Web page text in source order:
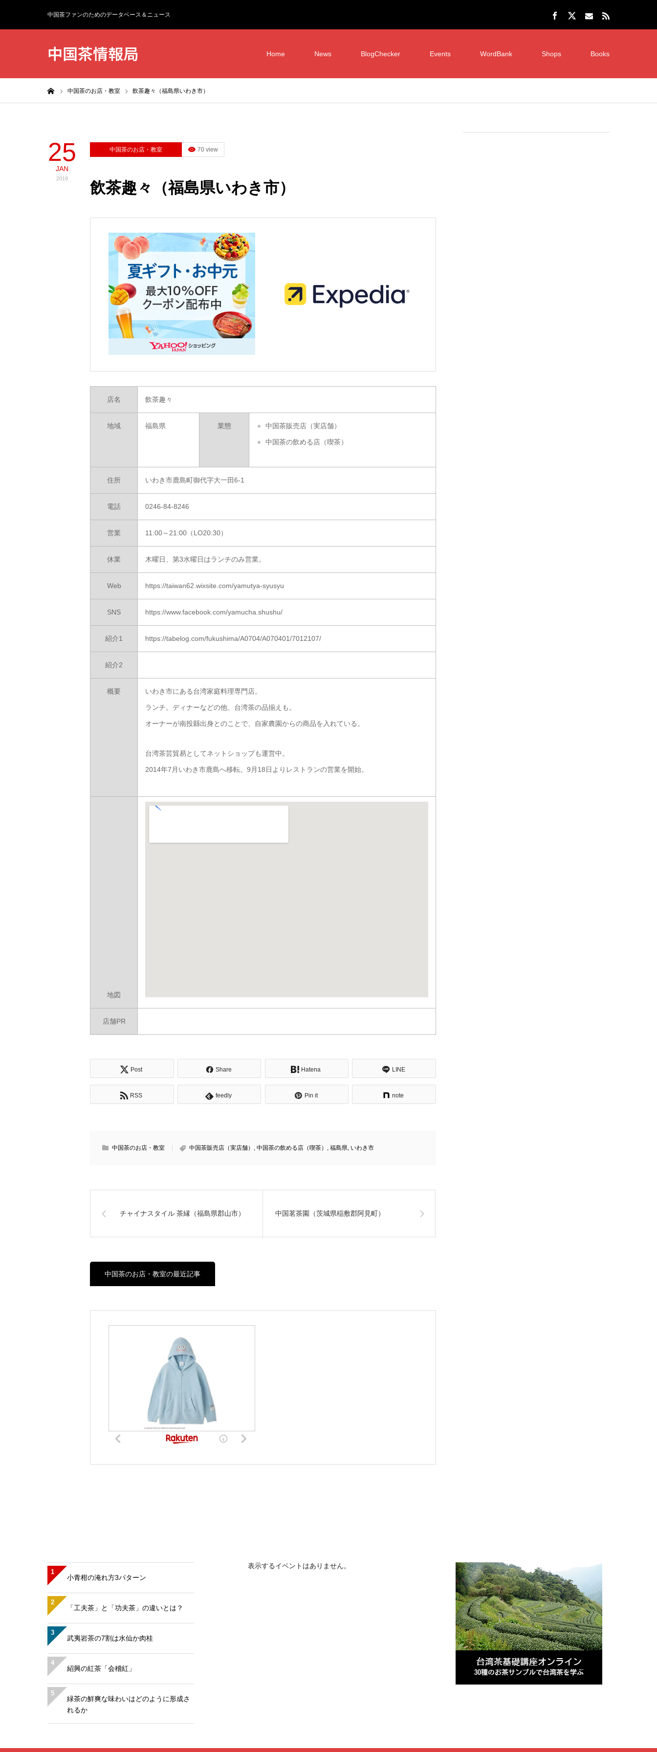
中国茶ファンのためのデータベース＆ニュース
中国茶情報局 Home News BlogChecker Events WordBank Shops Books
中国茶のお店・教室 飲茶趣々（福島県いわき市）
25
JAN
2019
中国茶のお店・教室 70 view
飲茶趣々（福島県いわき市）
店名 飲茶趣々
地域 福島県 業態 中国茶販売店（実店舗）
中国茶の飲める店（喫茶）
住所 いわき市鹿島町御代字大一田6-1
電話 0246-84-8246
営業 11:00～21:00（LO20:30）
休業 木曜日、第3水曜日はランチのみ営業。
Web https://taiwan62.wixsite.com/yamutya-syusyu
SNS https://www.facebook.com/yamucha.shushu/
紹介1 https://tabelog.com/fukushima/A0704/A070401/7012107/
紹介2
概要 いわき市にある台湾家庭料理専門店。
ランチ。ディナーなどの他、台湾茶の品揃えも。
オーナーが南投縣出身とのことで、自家農園からの商品を入れている。
台湾茶芸貿易としてネットショップも運営中。
2014年7月いわき市鹿島へ移転。9月18日よりレストランの営業を開始。
地図
店舗PR
Post Share Hatena LINE
RSS feedly Pin it note
中国茶のお店・教室 中国茶販売店（実店舗） 中国茶の飲める店（喫茶） 福島県 いわき市
チャイナスタイル 茶縁（福島県郡山市） 中国茗茶園（茨城県稲敷郡阿見町）
中国茶のお店・教室の最近記事
1
小青柑の淹れ方3パターン
2
「工夫茶」と「功夫茶」の違いとは？
3
武夷岩茶の7割は水仙か肉桂
4
紹興の紅茶「会稽紅」
5
緑茶の鮮爽な味わいはどのように形成さ
れるか
表示するイベントはありません。